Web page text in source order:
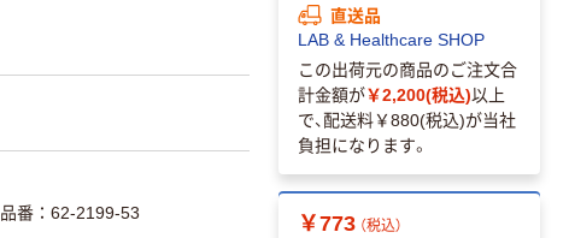
番：62-2199-53
直送品
LAB & Healthcare SHOP
この出荷元の商品のご注文合
計金額が￥2,200(税込)以上
で、配送料￥880(税込)が当社
負担になります。
￥773 （税込）